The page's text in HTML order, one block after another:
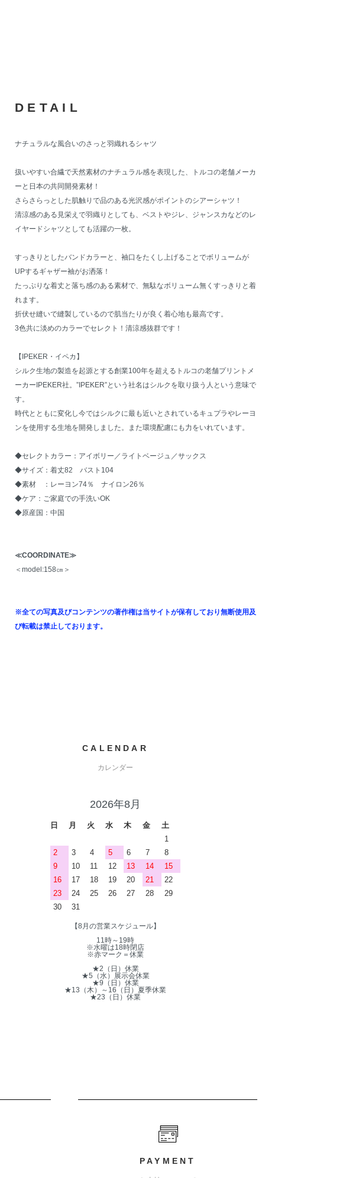
DETAIL
ナチュラルな風合いのさっと羽織れるシャツ
扱いやすい合繊で天然素材のナチュラル感を表現した、トルコの老舗メーカ
ーと日本の共同開発素材！
さらさらっとした肌触りで品のある光沢感がポイントのシアーシャツ！
清涼感のある見栄えで羽織りとしても、ベストやジレ、ジャンスカなどのレ
イヤードシャツとしても活躍の一枚。
すっきりとしたバンドカラーと、袖口をたくし上げることでボリュームが
UPするギャザー袖がお洒落！
たっぷりな着丈と落ち感のある素材で、無駄なボリューム無くすっきりと着
れます。
折伏せ縫いで縫製しているので肌当たりが良く着心地も最高です。
3色共に淡めのカラーでセレクト！清涼感抜群です！
【IPEKER・イペカ】
シルク生地の製造を起源とする創業100年を超えるトルコの老舗プリントメ
ーカーIPEKER社。”IPEKER”という社名はシルクを取り扱う人という意味で
す。
時代とともに変化し今ではシルクに最も近いとされているキュプラやレーヨ
ンを使用する生地を開発しました。また環境配慮にも力をいれています。
◆セレクトカラー：アイボリー／ライトベージュ／サックス
◆サイズ：着丈82 バスト104
◆素材 ：レーヨン74％ ナイロン26％
◆ケア：ご家庭での手洗いOK
◆原産国：中国
≪COORDINATE≫
＜model:158㎝＞
※全ての写真及びコンテンツの著作権は当サイトが保有しており無断使用及
び転載は禁止しております。
CALENDAR
カレンダー
2026年8月
日 月 火 水 木 金
土
1
2
3 4 5 6 7
8
9
10 11 12 13 14
15
16
17 18 19 20 21
22
23
24 25 26 27 28
29
30
31
【8月の営業スケジュール】
11時～19時
※水曜は18時閉店
※赤マーク＝休業
★2（日）休業
★5（水）展示会休業
★9（日）休業
★13（木）～16（日）夏季休業
★23（日）休業
PAYMENT